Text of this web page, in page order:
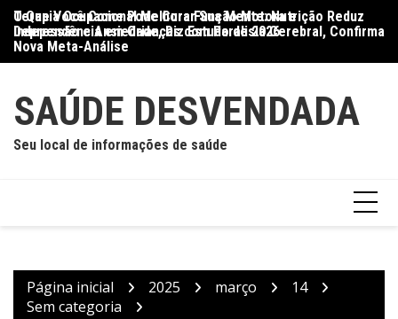
para
conteúdo
O Que Você Come Pode Curar Sua Mente: Nutrição Reduz
Depressão e Ansiedade, Diz Estudo de 2026
Terapia Ocupacional Melhora Função Motora e
Independência em Crianças com Paralisia Cerebral, Confirma
Nova Meta-Análise
SAÚDE DESVENDADA
Seu local de informações de saúde
Página inicial 2025 março
14
Sem categoria